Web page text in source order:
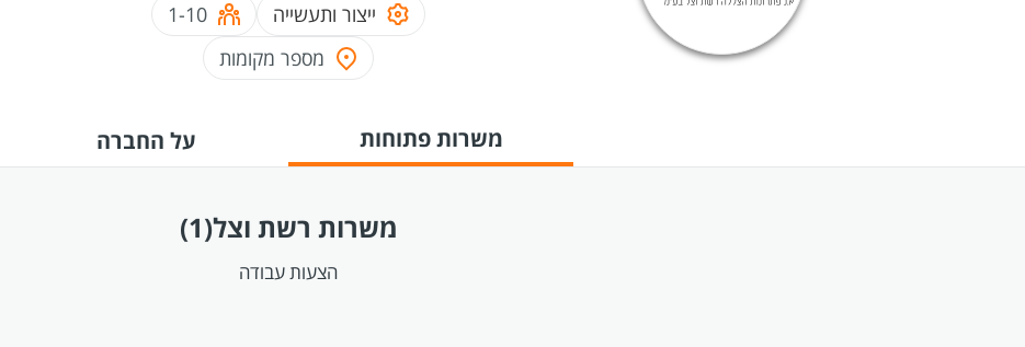
ייצור ותעשייה
1-10
מספר מקומות
משרות פתוחות על החברה
משרות רשת וצל(1)
הצעות עבודה